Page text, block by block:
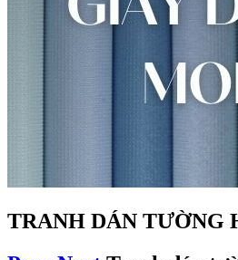
TRANH DÁN TƯỜNG